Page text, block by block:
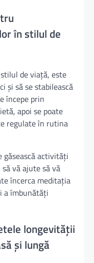
în stilul de
de viață, este
și să se stabilească
începe prin
apoi se poate
regulate în rutina
găsească activități
vă ajute să vă
încerca meditația
a îmbunătăți
longevității
și lungă